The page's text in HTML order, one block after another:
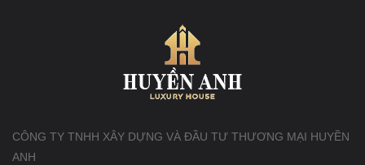
CÔNG TY TNHH XÂY DỰNG VÀ ĐẦU TƯ THƯƠNG MẠI HUYỀN
ANH